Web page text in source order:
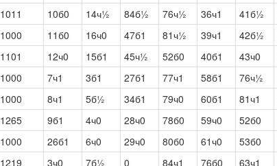
1011 10б0 14ч½ 84б½ 76ч½ 36ч1 41б½
1000 11б0 16ч0 47б1 81ч½ 39ч1 42б½
1101 12ч0 15б1 45ч½ 52б0 40б1 43ч0
1000 7ч1 3б1 27б1 77ч1 58б1 76ч½
1000 8ч1 5б½ 34б1 79ч0 60б1 81ч1
1265 9б1 4ч0 28ч0 78б0 59ч0 52б0
1000 26б1 6ч0 29ч0 80б0 61ч0 53б0
1219 3ч0 7б½ 0 84ч1 76б0 63ч1